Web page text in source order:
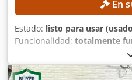
En
Estado: listo para usar
Funcionalidad: totalmente
,
transversal:290 mm,
cama:500 mm, altura pico: